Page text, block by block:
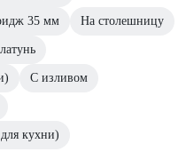
35 мм На столешницу
С изливом
кухни)